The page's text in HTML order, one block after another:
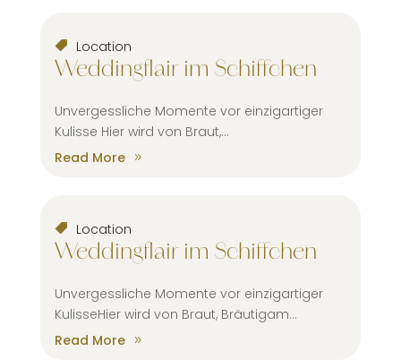
Location
Weddingflair im Schiffchen
Unvergessliche Momente vor einzigartiger
Kulisse Hier wird von Braut,...
Read More
Location
Weddingflair im Schiffchen
Unvergessliche Momente vor einzigartiger
KulisseHier wird von Braut, Bräutigam...
Read More